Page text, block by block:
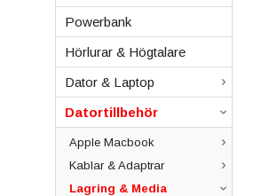
Powerbank
Hörlurar & Högtalare
Dator & Laptop
Datortillbehör
Apple Macbook
Kablar & Adaptrar
Lagring & Media